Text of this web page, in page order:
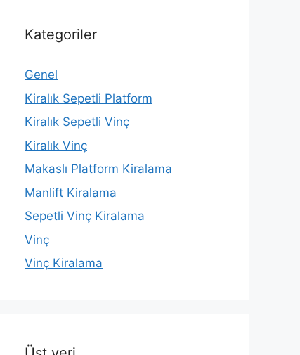
Kategoriler
Genel
Kiralık Sepetli Platform
Kiralık Sepetli Vinç
Kiralık Vinç
Makaslı Platform Kiralama
Manlift Kiralama
Sepetli Vinç Kiralama
Vinç
Vinç Kiralama